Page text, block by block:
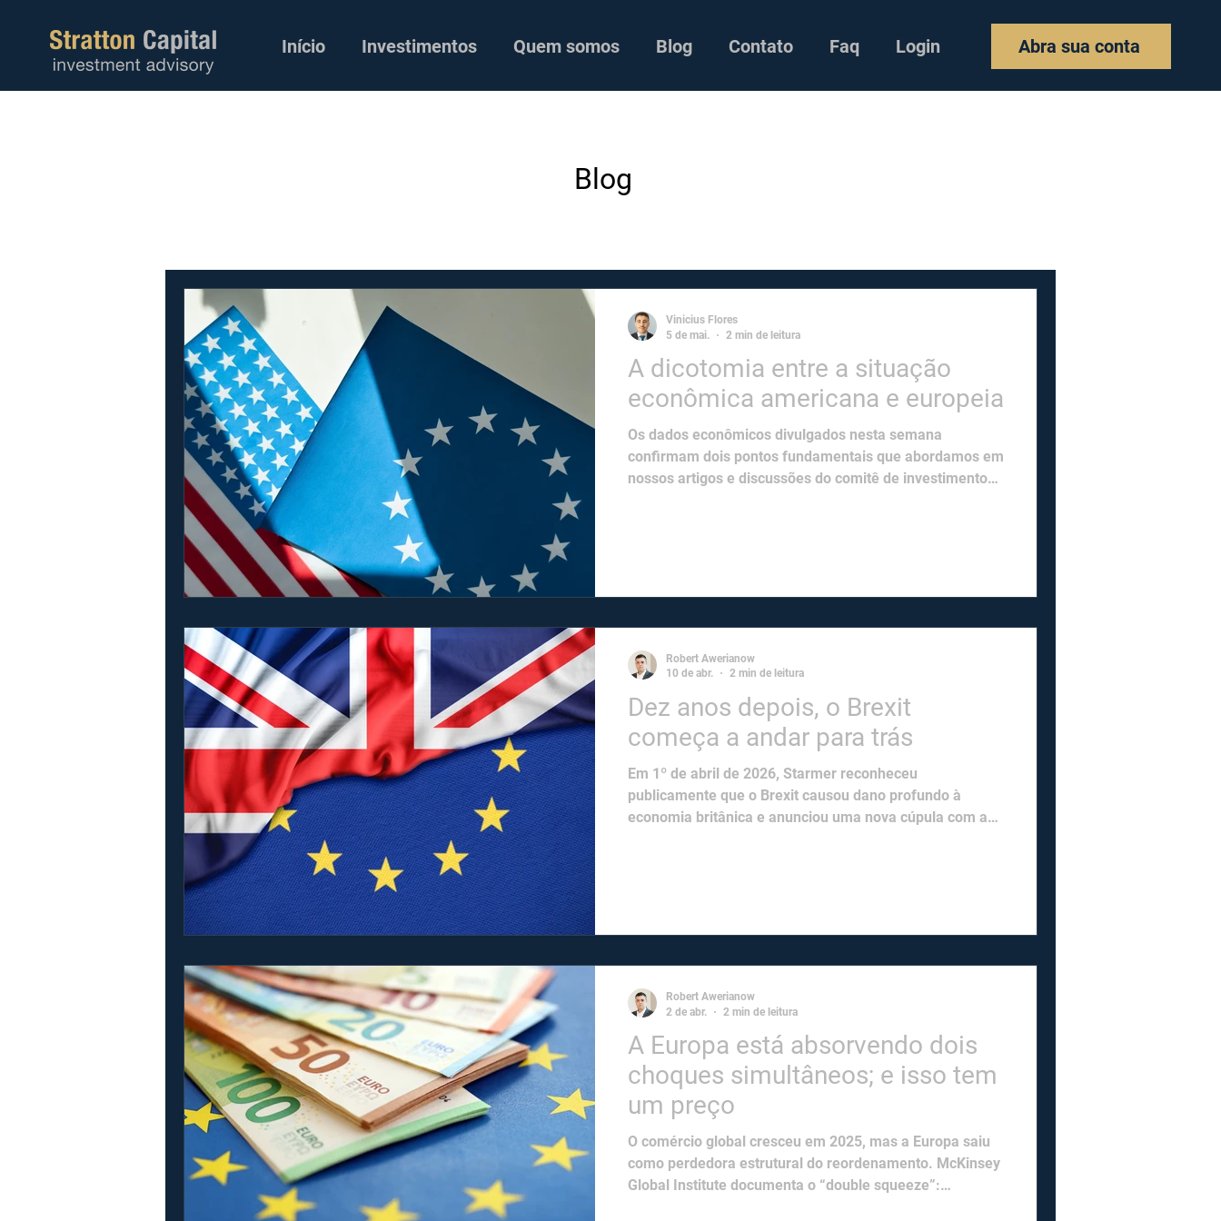
Início Investimentos Quem somos Blog Contato Faq Login Abra sua conta
Blog
A dicotomia entre a situação
econômica americana e europeia
Os dados econômicos divulgados nesta semana
confirmam dois pontos fundamentais que abordamos em
nossos artigos e discussões do comitê de investimentos:
partes. No entan
Vinicius Flores
5 de mai.
2 min de leitura
Dez anos depois, o Brexit
começa a andar para trás
Em 1º de abril de 2026, Starmer reconheceu
publicamente que o Brexit causou dano profundo à
economia britânica e anunciou uma nova cúpula com a
Robert Awerianow
10 de abr.
2 min de leitura
A Europa está absorvendo dois
choques simultâneos; e isso tem
um preço​​
O comércio global cresceu em 2025, mas a Europa saiu
como perdedora estrutural do reordenamento. McKinsey
Global Institute documenta o “double squeeze”:
Robert Awerianow
2 de abr.
2 min de leitura